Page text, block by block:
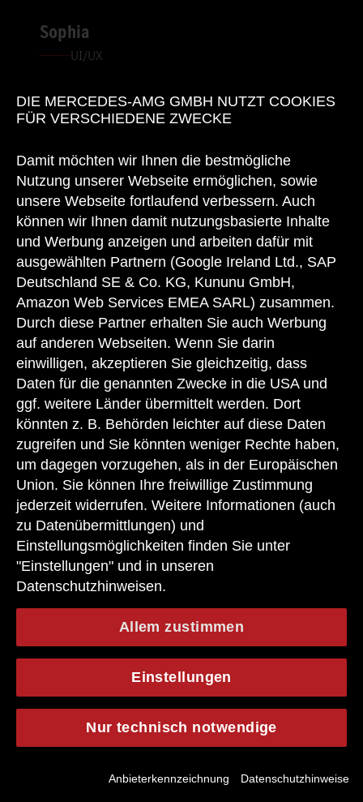
Sophia
UI/UX
Nadine
Jobsuche
DIE MERCEDES-AMG GMBH NUTZT COOKIES
FÜR VERSCHIEDENE ZWECKE
Damit möchten wir Ihnen die bestmögliche
Nutzung unserer Webseite ermöglichen, sowie
unsere Webseite fortlaufend verbessern. Auch
können wir Ihnen damit nutzungsbasierte Inhalte
und Werbung anzeigen und arbeiten dafür mit
ausgewählten Partnern (Google Ireland Ltd., SAP
Deutschland SE & Co. KG, Kununu GmbH,
Amazon Web Services EMEA SARL) zusammen.
Durch diese Partner erhalten Sie auch Werbung
auf anderen Webseiten. Wenn Sie darin
einwilligen, akzeptieren Sie gleichzeitig, dass
Daten für die genannten Zwecke in die USA und
ggf. weitere Länder übermittelt werden. Dort
könnten z. B. Behörden leichter auf diese Daten
zugreifen und Sie könnten weniger Rechte haben,
um dagegen vorzugehen, als in der Europäischen
Union. Sie können Ihre freiwillige Zustimmung
jederzeit widerrufen. Weitere Informationen (auch
zu Datenübermittlungen) und
Einstellungsmöglichkeiten finden Sie unter
"Einstellungen" und in unseren
Datenschutzhinweisen.
Nur technisch notwendige
Allem zustimmen
Einstellungen
Anbieterkennzeichnung Datenschutzhinweise